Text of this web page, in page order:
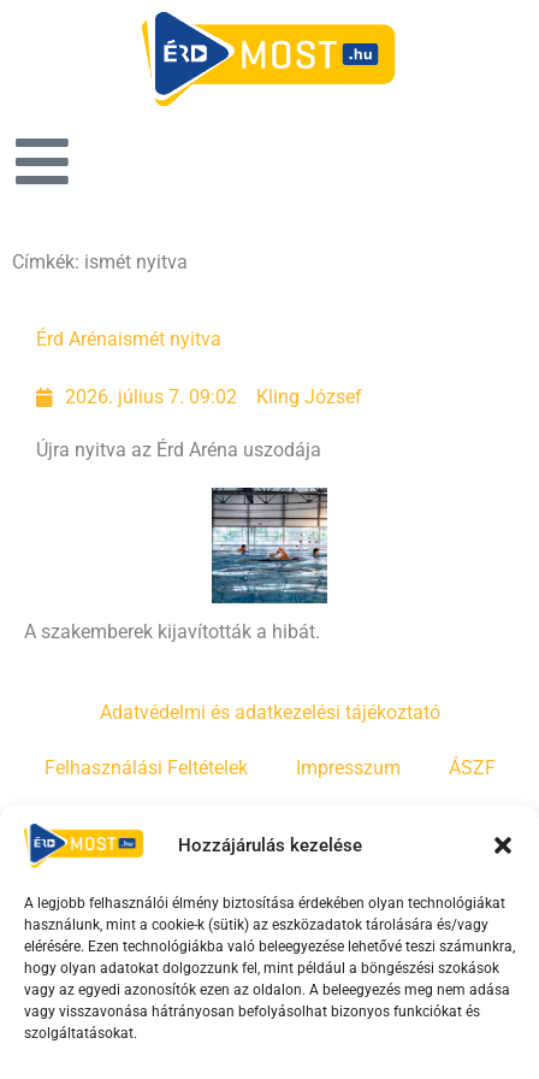
Hozzájárulás kezelése
A legjobb felhasználói élmény biztosítása érdekében olyan technológiákat
használunk, mint a cookie-k (sütik) az eszközadatok tárolására és/vagy
elérésére. Ezen technológiákba való beleegyezése lehetővé teszi számunkra,
hogy olyan adatokat dolgozzunk fel, mint például a böngészési szokások
vagy az egyedi azonosítók ezen az oldalon. A beleegyezés meg nem adása
vagy visszavonása hátrányosan befolyásolhat bizonyos funkciókat és
szolgáltatásokat.
Címkék: ismét nyitva
Érd Arénaismét nyitva
2026. július 7. 09:02 Kling József
Újra nyitva az Érd Aréna uszodája
A szakemberek kijavították a hibát.
Adatvédelmi és adatkezelési tájékoztató
Felhasználási Feltételek Impresszum ÁSZF
Irányelvek
F
a
c
e
b
Y
o
u
t
u
T
i
k
t